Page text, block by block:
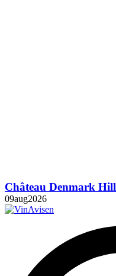
Château Denmark Hill
09aug2026